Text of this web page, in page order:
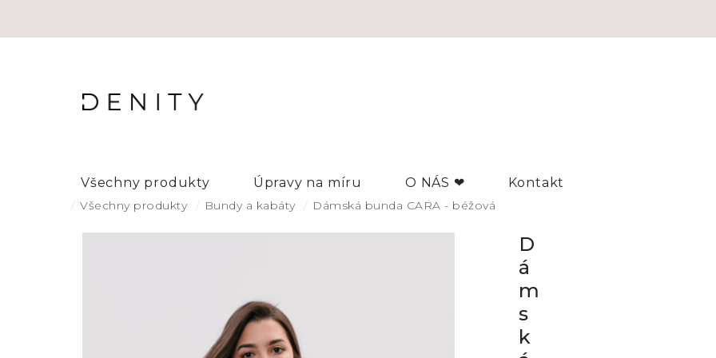
Všechny produkty Úpravy na míru O NÁS ❤ Kontakt
Domů
Všechny produkty Bundy a kabáty Dámská bunda CARA - béžová
D
á
m
s
k